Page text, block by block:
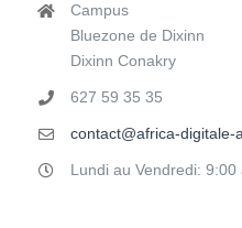
Campus
Bluezone de Dixinn
Dixinn Conakry
627 59 35 35
contact@africa-digitale-
Lundi au Vendredi: 9:00